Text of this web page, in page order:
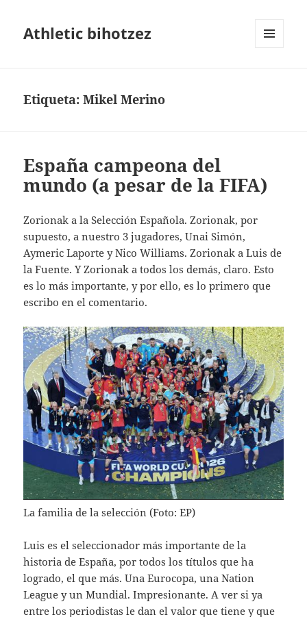
Athletic bihotzez
Etiqueta:Mikel Merino
España campeona del
mundo (a pesar de la FIFA)
Zorionak a la Selección Española. Zorionak, por
supuesto, a nuestro 3 jugadores, Unai Simón,
Aymeric Laporte y Nico Williams. Zorionak a Luis de
la Fuente. Y Zorionak a todos los demás, claro. Esto
es lo más importante, y por ello, es lo primero que
escribo en el comentario.
La familia de la selección (Foto: EP)
Luis es el seleccionador más importante de la
historia de España, por todos los títulos que ha
logrado, el que más. Una Eurocopa, una Nation
League y un Mundial. Impresionante. A ver si ya
entre los periodistas le dan el valor que tiene y que